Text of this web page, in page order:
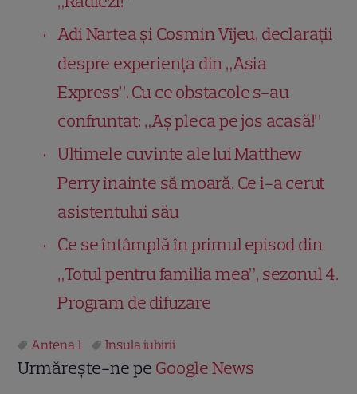
Adi Nartea și Cosmin Vîjeu, declarații
despre experiența din „Asia
Express”. Cu ce obstacole s-au
confruntat: „Aș pleca pe jos acasă!”
Ultimele cuvinte ale lui Matthew
Perry înainte să moară. Ce i-a cerut
asistentului său
Ce se întâmplă în primul episod din
„Totul pentru familia mea”, sezonul 4.
Program de difuzare
Antena 1 Insula iubirii
Urmărește-ne pe Google News